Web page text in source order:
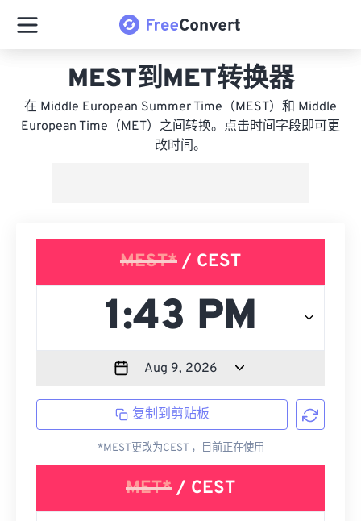
MEST到MET转换器
在 Middle European Summer Time（MEST）和 Middle
European Time（MET）之间转换。点击时间字段即可更
改时间。
MEST* / CEST
复制到剪贴板
*MEST更改为CEST ，目前正在使用
MET* / CEST